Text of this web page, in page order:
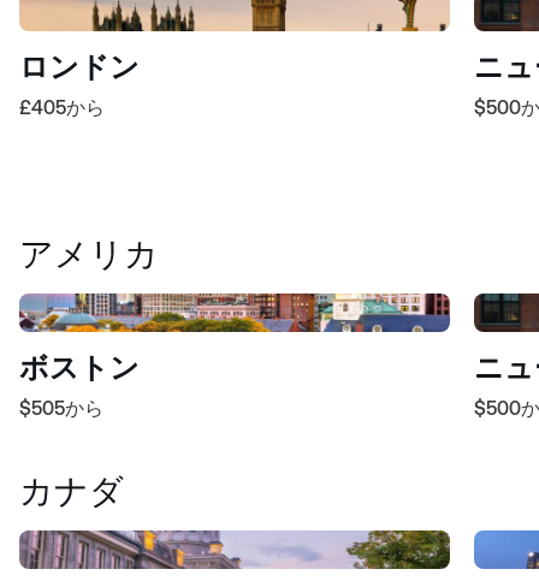
ロンドン
£405から
ニ
$500
アメリカ
ボストン
$505から
ニ
$500
カナダ